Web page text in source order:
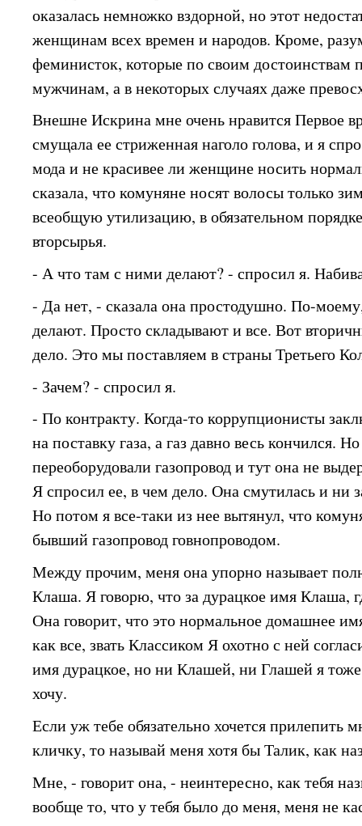
оказалась немножко вздорной, но этот
женщинам всех времен и народов. Кроме,
феминисток, которые по своим достоинствам
мужчинам, а в некоторых случаях даже
Внешне Искрина мне очень нравится Первое
смущала ее стриженная наголо голова, и я
мода и не красивее ли женщине носить
сказала, что комуняне носят волосы только
всеобщую утилизацию, в обязательном
вторсырья.
- А что там с ними делают? - спросил я.
- Да нет, - сказала она простодушно. По-
делают. Просто складывают и все. Вот
дело. Это мы поставляем в страны Третьего
- Зачем? - спросил я.
- По контракту. Когда-то коррупционисты
на поставку газа, а газ давно весь кончился.
переоборудовали газопровод и тут она не
Я спросил ее, в чем дело. Она смутилась и ни
Но потом я все-таки из нее вытянул, что
бывший газопровод говнопроводом.
Между прочим, меня она упорно называет
Клаша. Я говорю, что за дурацкое имя Клаша,
Она говорит, что это нормальное домашнее
как все, звать Классиком Я охотно с ней
имя дурацкое, но ни Клашей, ни Глашей я тоже
хочу.
Если уж тебе обязательно хочется прилепить
кличку, то называй меня хотя бы Талик, как
Мне, - говорит она, - неинтересно, как тебя
вообще то, что у тебя было до меня, меня не